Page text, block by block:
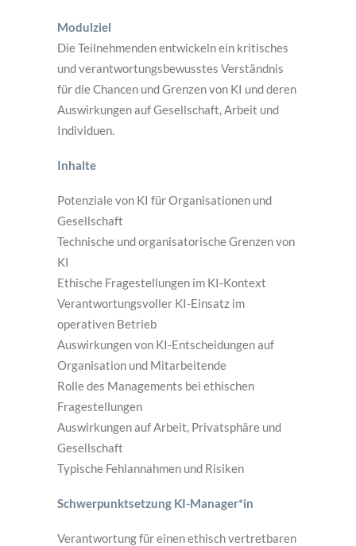
Modulziel
Die Teilnehmenden entwickeln ein kritisches
und verantwortungsbewusstes Verständnis
für die Chancen und Grenzen von KI und deren
Auswirkungen auf Gesellschaft, Arbeit und
Individuen.
Inhalte
Potenziale von KI für Organisationen und
Gesellschaft
Technische und organisatorische Grenzen von
KI
Ethische Fragestellungen im KI-Kontext
Verantwortungsvoller KI-Einsatz im
operativen Betrieb
Auswirkungen von KI-Entscheidungen auf
Organisation und Mitarbeitende
Rolle des Managements bei ethischen
Fragestellungen
Auswirkungen auf Arbeit, Privatsphäre und
Gesellschaft
Typische Fehlannahmen und Risiken
Schwerpunktsetzung KI-Manager*in
Verantwortung für einen ethisch vertretbaren